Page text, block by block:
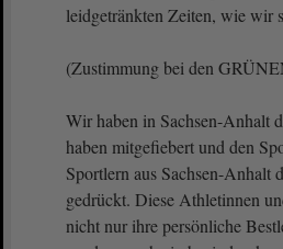
leidgetränkten Zeiten, wie wir
(Zustimmung bei den
Wir haben in Sachsen-Anhalt
haben mitgefiebert und den
Sportlern aus Sachsen-Anhalt
gedrückt. Diese Athletinnen
nicht nur ihre persönliche